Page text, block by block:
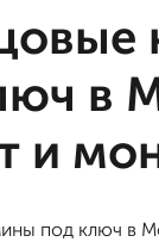
в
и
под ключ в